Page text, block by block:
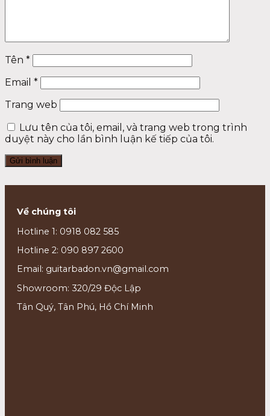
Tên *
Email *
Trang web
Lưu tên của tôi, email, và trang web trong trình
duyệt này cho lần bình luận kế tiếp của tôi.
Về chúng tôi
Hotline 1: 0918 082 585
Hotline 2: 090 897 2600
Email: guitarbadon.vn@gmail.com
Showroom: 320/29 Độc Lập
Tân Quý, Tân Phú, Hồ Chí Minh